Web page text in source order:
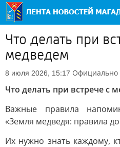
Что делать при
медведем
8 июля 2026, 15:17 Официально
Что делать при встрече с
Важные правила
«Земля медведя: правила
Их нужно знать каждому,